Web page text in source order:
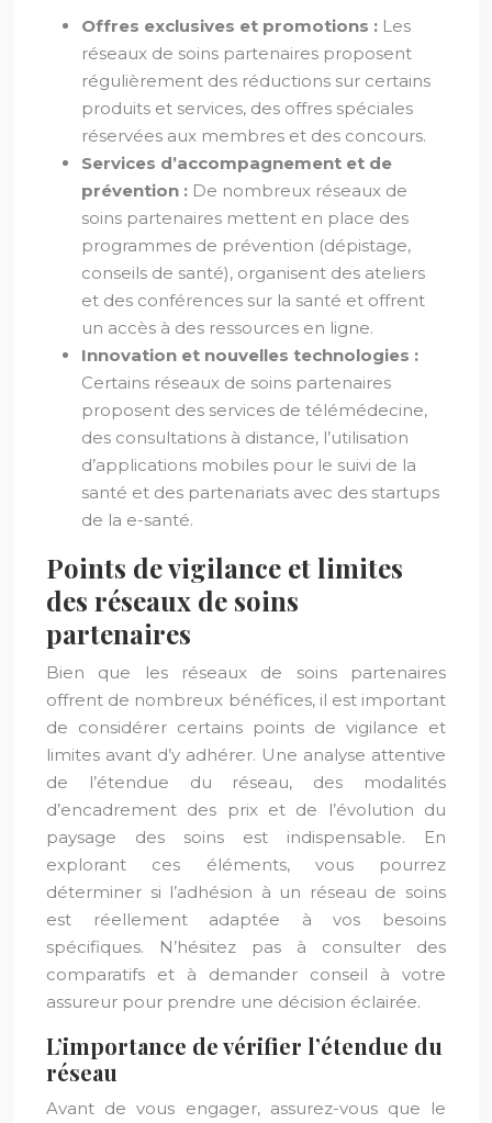
Offres exclusives et promotions : Les
réseaux de soins partenaires proposent
régulièrement des réductions sur certains
produits et services, des offres spéciales
réservées aux membres et des concours.
Services d’accompagnement et de
prévention : De nombreux réseaux de
soins partenaires mettent en place des
programmes de prévention (dépistage,
conseils de santé), organisent des ateliers
et des conférences sur la santé et offrent
un accès à des ressources en ligne.
Innovation et nouvelles technologies :
Certains réseaux de soins partenaires
proposent des services de télémédecine,
des consultations à distance, l’utilisation
d’applications mobiles pour le suivi de la
santé et des partenariats avec des startups
de la e-santé.
Points de vigilance et limites
des réseaux de soins
partenaires
Bien que les réseaux de soins partenaires
offrent de nombreux bénéfices, il est important
de considérer certains points de vigilance et
limites avant d’y adhérer. Une analyse attentive
de l’étendue du réseau, des modalités
d’encadrement des prix et de l’évolution du
paysage des soins est indispensable. En
explorant ces éléments, vous pourrez
déterminer si l’adhésion à un réseau de soins
est réellement adaptée à vos besoins
spécifiques. N’hésitez pas à consulter des
comparatifs et à demander conseil à votre
assureur pour prendre une décision éclairée.
L’importance de vérifier l’étendue du
réseau
Avant de vous engager, assurez-vous que le